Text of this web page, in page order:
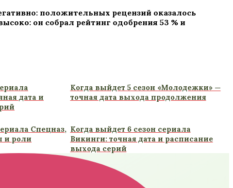
положительных рецензий оказалось
он собрал рейтинг одобрения 53 % и
дата и
Когда выйдет 5 сезон «Молодежки» —
точная дата выхода продолжения
Спецназ,
и роли
Когда выйдет 6 сезон сериала
Викинги: точная дата и расписание
выхода серий